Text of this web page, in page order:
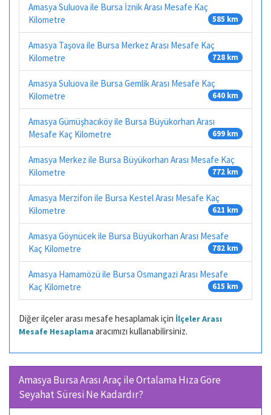
Amasya Suluova ile Bursa İznik Arası Mesafe Kaç
Kilometre
585 km
Amasya Taşova ile Bursa Merkez Arası Mesafe Kaç
Kilometre
728 km
Amasya Suluova ile Bursa Gemlik Arası Mesafe Kaç
Kilometre
640 km
Amasya Gümüşhacıköy ile Bursa Büyükorhan Arası
Mesafe Kaç Kilometre
699 km
Amasya Merkez ile Bursa Büyükorhan Arası Mesafe Kaç
Kilometre
772 km
Amasya Merzifon ile Bursa Kestel Arası Mesafe Kaç
Kilometre
621 km
Amasya Göynücek ile Bursa Büyükorhan Arası Mesafe
Kaç Kilometre
782 km
Amasya Hamamözü ile Bursa Osmangazi Arası Mesafe
Kaç Kilometre
615 km
Diğer ilçeler arası mesafe hesaplamak için İlçeler Arası
Mesafe Hesaplama aracımızı kullanabilirsiniz.
Amasya Bursa Arası Araç ile Ortalama Hıza Göre
Seyahat Süresi Ne Kadardır?